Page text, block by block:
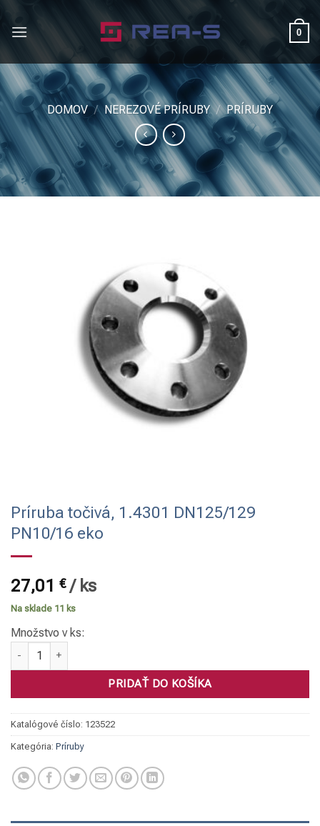
0
DOMOV / NEREZOVÉ PRÍRUBY / PRÍRUBY
Príruba točivá, 1.4301 DN125/129
PN10/16 eko
27,01 €/ ks
Na sklade 11 ks
Množstvo v ks:
množstvo Príruba točivá, 1.4301 DN125/129 PN10/16 eko
PRIDAŤ DO KOŠÍKA
Katalógové číslo: 123522
Kategória: Príruby